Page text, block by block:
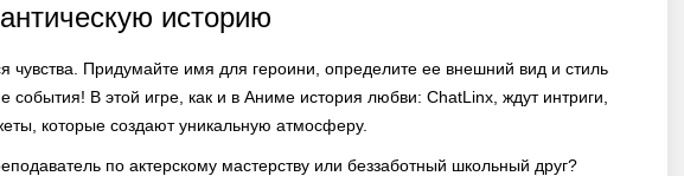
историю
чувства. Придумайте имя для героини, определите ее внешний вид и стиль
В этой игре, как и в Aниме история любви: ChatLinx, ждут интриги,
которые создают уникальную атмосферу.
по актерскому мастерству или беззаботный школьный друг?